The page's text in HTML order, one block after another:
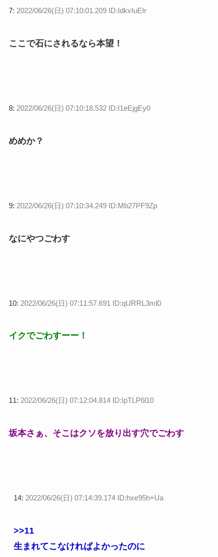
7: 2022/06/26(日) 07:10:01.209 ID:IdkvIuEIr
ここで石にされるなら本望！
8: 2022/06/26(日) 07:10:18.532 ID:I1eEjgEy0
めめか？
9: 2022/06/26(日) 07:10:34.249 ID:Mb27PF9Zp
なにやつごわす
10: 2022/06/26(日) 07:11:57.691 ID:qURRL3ml0
イクでごわすーー！
11: 2022/06/26(日) 07:12:04.814 ID:IpTLP6l10
坂本さぁ、そこはクソを放り出す穴でごわす
14: 2022/06/26(日) 07:14:39.174 ID:hxe95h+Ua
>>11
生まれてこなければよかったのに